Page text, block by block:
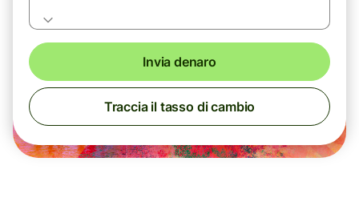
Invia denaro
Traccia il tasso di cambio